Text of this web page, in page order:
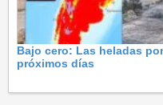
Bajo cero: Las heladas
próximos días